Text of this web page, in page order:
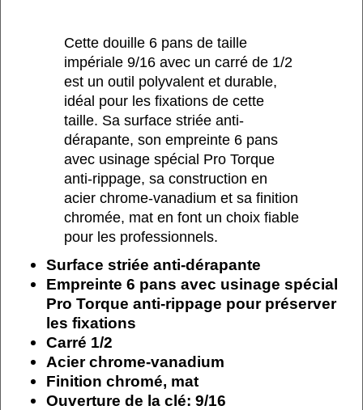
Cette douille 6 pans de taille
impériale 9/16 avec un carré de 1/2
est un outil polyvalent et durable,
idéal pour les fixations de cette
taille. Sa surface striée anti-
dérapante, son empreinte 6 pans
avec usinage spécial Pro Torque
anti-rippage, sa construction en
acier chrome-vanadium et sa finition
chromée, mat en font un choix fiable
pour les professionnels.
Surface striée anti-dérapante
Empreinte 6 pans avec usinage spécial
Pro Torque anti-rippage pour préserver
les fixations
Carré 1/2
Acier chrome-vanadium
Finition chromé, mat
Ouverture de la clé: 9/16